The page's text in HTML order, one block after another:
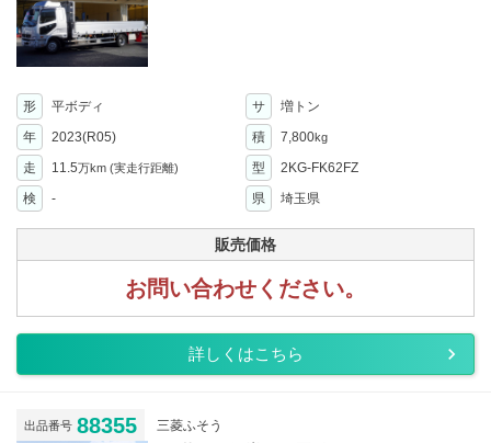
形 平ボディ サ
増トン
年
2023(R05) 積 7,800kg
走 11.5万km (実走行距離) 型
2KG-FK62FZ
検
- 県 埼玉県
販売価格
お問い合わせください。
詳しくはこちら
出品番号 88355 三菱ふそう